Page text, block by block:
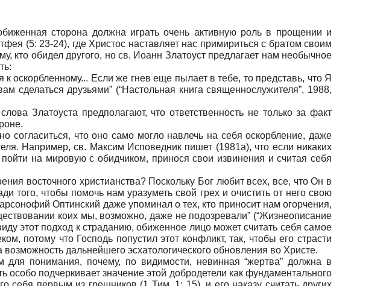
сторона должна играть очень активную роль в прощении и
(5: 23-24), где Христос наставляет нас примириться с братом своим
кто обидел другого, но св. Иоанн Златоуст предлагает нам необычное
оскорбленному... Если же гнев еще пылает в тебе, то представь, что Я
друзьями” (“Настольная книга священнослужителя”, 1988,
Златоуста предполагают, что ответственность не только за факт
согласиться, что оно само могло навлечь на себя оскорбление, даже
Например, св. Максим Исповедник пишет (1981а), что если никаких
на мировую с обидчиком, принося свои извинения и считая себя
восточного христианства? Поскольку Бог любит всех, все, что Он в
того, чтобы помочь нам уразуметь свой грех и очистить от него свою
Оптинский даже упоминал о тех, кто приносит нам огорчения,
коих мы, возможно, даже не подозревали” (“Жизнеописание
этот подход к страданию, обиженное лицо может считать себя самое
потому что Господь попустил этот конфликт, так, чтобы его страсти
дальнейшего эсхатологического обновления во Христе.
понимания, почему, по видимости, невинная “жертва” должна в
особо подчеркивает значение этой добродетели как фундаментального